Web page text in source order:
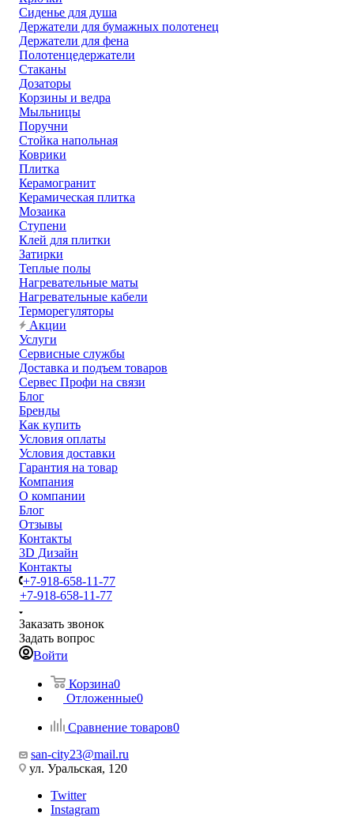
Сиденье для душа
Держатели для бумажных полотенец
Держатели для фена
Полотенцедержатели
Стаканы
Дозаторы
Корзины и ведра
Мыльницы
Поручни
Стойка напольная
Коврики
Плитка
Керамогранит
Керамическая плитка
Мозаика
Ступени
Клей для плитки
Затирки
Теплые полы
Нагревательные маты
Нагревательные кабели
Терморегуляторы
Акции
Услуги
Сервисные службы
Доставка и подъем товаров
Сервес Профи на связи
Блог
Бренды
Как купить
Условия оплаты
Условия доставки
Гарантия на товар
Компания
О компании
Блог
Отзывы
Контакты
3D Дизайн
Контакты
+7-918-658-11-77
+7-918-658-11-77
Заказать звонок
Задать вопрос
Войти
Корзина0
Отложенные0
Сравнение товаров0
san-city23@mail.ru
ул. Уральская, 120
Twitter
Instagram